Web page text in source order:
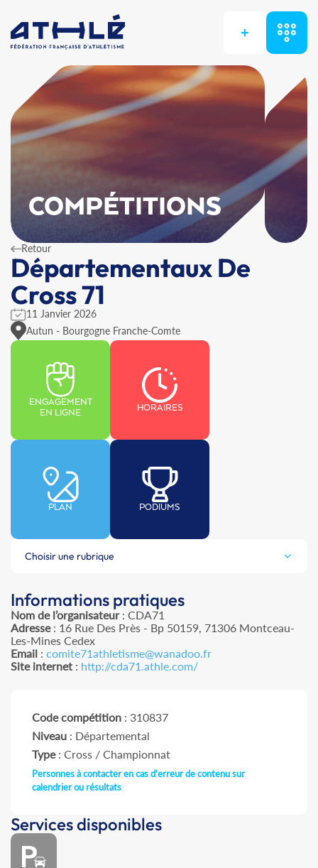
+
COMPÉTITIONS
Retour
Départementaux De
Cross 71
11 Janvier 2026
Autun - Bourgogne Franche-Comte
ENGAGEMENT
EN LIGNE
HORAIRES
PLAN PODIUMS
Choisir une rubrique
Informations pratiques
Nom de l’organisateur: CDA71
Adresse: 16 Rue Des Près - Bp 50159, 71306 Montceau-
Les-Mines Cedex
Email : comite71athletisme@wanadoo.fr
Site internet : http://cda71.athle.com/
Code compétition : 310837
Niveau : Départemental
Type: Cross / Championnat
Personnes à contacter en cas d'erreur de contenu sur
calendrier ou résultats
Services disponibles